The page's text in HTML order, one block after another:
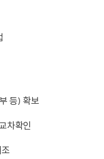
등) 확보
차확인